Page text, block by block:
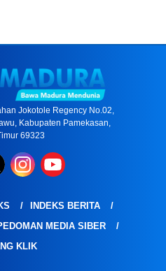
Jokotole Regency No.02,
Kabupaten Pamekasan,
69323
INDEKS BERITA
MEDIA SIBER
KLIK